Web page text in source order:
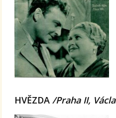
HVĚZDA/Praha II,